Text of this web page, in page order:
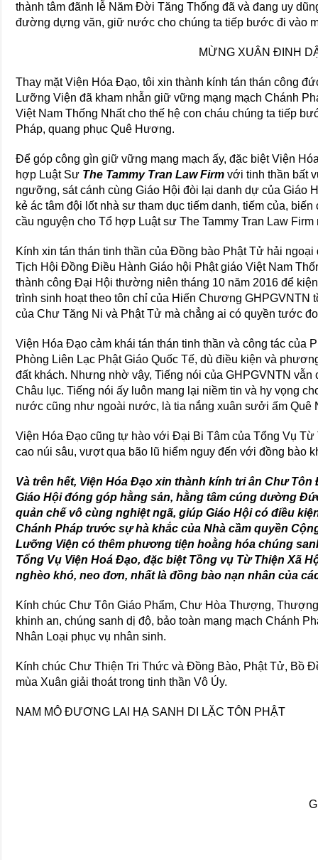
thành tâm đãnh lễ Năm Đời Tăng Thống đã và đang uy
đường dựng văn, giữ nước cho chúng ta tiếp bước đi vào
MỪNG XUÂN ĐINH
Thay mặt Viện Hóa Đạo, tôi xin thành kính tán thán công
Lưỡng Viện đã kham nhẫn giữ vững mạng mạch Chánh
Việt Nam Thống Nhất cho thế hệ con cháu chúng ta tiếp
Pháp, quang phục Quê Hương.
Để góp công gìn giữ vững mạng mạch ấy, đặc biệt Viện
hợp Luật Sư The Tammy Tran Law Firm với tinh thần bất
ngưỡng, sát cánh cùng Giáo Hội đòi lại danh dự của Giáo
kẻ ác tâm đội lốt nhà sư tham dục tiếm danh, tiếm của,
cầu nguyện cho Tổ hợp Luật sư The Tammy Tran Law
Kính xin tán thán tinh thần của Đồng bào Phật Tử hải
Tịch Hội Đồng Điều Hành Giáo hội Phật giáo Việt Nam
thành công Đại Hội thường niên tháng 10 năm 2016 để
trình sinh hoạt theo tôn chỉ của Hiến Chương GHPGVNTN
của Chư Tăng Ni và Phật Tử mà chẳng ai có quyền tước
Viện Hóa Đạo cảm khái tán thán tinh thần và công tác của
Phòng Liên Lạc Phật Giáo Quốc Tế, dù điều kiện và
đất khách. Nhưng nhờ vậy, Tiếng nói của GHPGVNTN vẫn
Châu lục. Tiếng nói ấy luôn mang lại niềm tin và hy vọng
nước cũng như ngoài nước, là tia nắng xuân sưởi ấm Quê
Viện Hóa Đạo cũng tự hào với Đại Bi Tâm của Tổng Vụ
cao núi sâu, vượt qua bão lũ hiểm nguy đến với đồng bào
Và trên hết, Viện Hóa Đạo xin thành kính tri ân Chư
Giáo Hội đóng góp hằng sản, hằng tâm cúng dường
quản chế vô cùng nghiệt ngã, giúp Giáo Hội có điều
Chánh Pháp trước sự hà khắc của Nhà cầm quyền
Lưỡng Viện có thêm phương tiện hoằng hóa chúng
Tổng Vụ Viện Hoá Đạo, đặc biệt Tồng vụ Từ Thiện Xã
nghèo khó, neo đơn, nhất là đồng bào nạn nhân của
Kính chúc Chư Tôn Giáo Phẩm, Chư Hòa Thượng,
khinh an, chúng sanh dị độ, bảo toàn mạng mạch Chánh
Nhân Loại phục vụ nhân sinh.
Kính chúc Chư Thiện Tri Thức và Đồng Bào, Phật Tử, Bồ
mùa Xuân giải thoát trong tinh thần Vô Úy.
NAM MÔ ĐƯƠNG LAI HẠ SANH DI LẶC TÔN PHẬT